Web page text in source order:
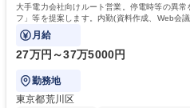
大手電力会社向けルート営業。停電時等の異
フ」等を提案します。内勤(資料作成、Web会
OJTからスタート。
月給
27万円～37万5000円
勤務地
東京都荒川区